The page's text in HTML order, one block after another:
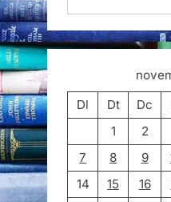
Dl
Dt Dc
1
2
7
8 9
14
15 16